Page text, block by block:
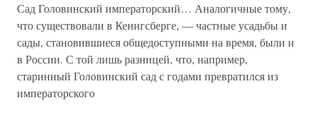
Сад Головинский императорский… Аналогичные тому,
что существовали в Кенигсберге, — частные усадьбы и
сады, становившиеся общедоступными на время, были и
в России. С той лишь разницей, что, например,
старинный Головинский сад с годами превратился из
императорского